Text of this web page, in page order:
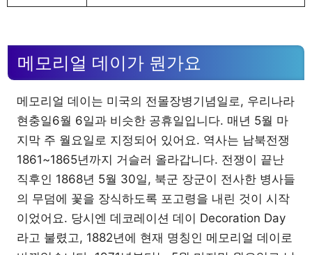
메모리얼 데이가 뭔가요
메모리얼 데이는 미국의 전몰장병기념일로, 우리나라
현충일6월 6일과 비슷한 공휴일입니다. 매년 5월 마
지막 주 월요일로 지정되어 있어요. 역사는 남북전쟁
1861~1865년까지 거슬러 올라갑니다. 전쟁이 끝난
직후인 1868년 5월 30일, 북군 장군이 전사한 병사들
의 무덤에 꽃을 장식하도록 포고령을 내린 것이 시작
이었어요. 당시엔 데코레이션 데이 Decoration Day
라고 불렸고, 1882년에 현재 명칭인 메모리얼 데이로